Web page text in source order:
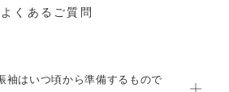
よくあるご質問
袖はいつ頃から準備するもので